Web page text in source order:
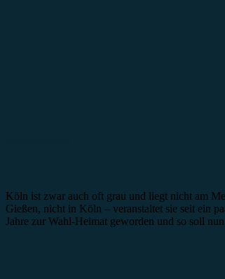
Köln ist zwar auch oft grau und liegt nicht am
Gießen, nicht in Köln – veranstaltet sie seit ein
Jahre zur Wahl-Heimat geworden und so soll